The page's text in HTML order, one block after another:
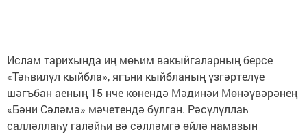
Ислам тарихында иң мөһим вакыйгаларның берсе
«Тәһвилүл кыйбла», ягъни кыйбланың үзгәртелүе
шәгъбан аеның 15 нче көнендә Мәдинәи Мөнәүвәрәнең
«Бәни Сәләмә» мәчетендә булган. Рәсүлүллаһ
салләллаһу галәйһи вә сәлләмгә өйлә намазын